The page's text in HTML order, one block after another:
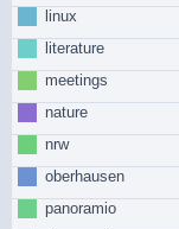
linux
literature
meetings
nature
nrw
oberhausen
panoramio